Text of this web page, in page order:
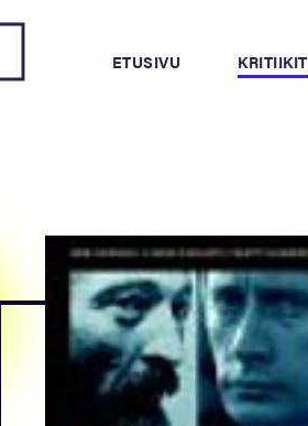
ETUSIVU KRITIIKIT